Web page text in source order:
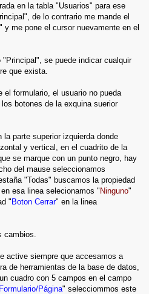
en la tabla "Usuarios" para ese
de lo contrario me mande el
me pone el cursor nuevamente en el
se puede indicar cualquir
que exista.
el formulario, el usuario no pueda
botones de la exquina suerior
parte superior izquierda donde
y vertical, en el cuadrito de la
se marque con un punto negro, hay
del mause seleccionamos
"Todas" buscamos la propiedad
esa linea selecionamos " Ninguno"
" Boton Cerrar" en la linea
cambios.
active siempre que accesamos a
de herramientas de la base de datos,
cuadro con 5 campos en el campo
Página" selecciommos este